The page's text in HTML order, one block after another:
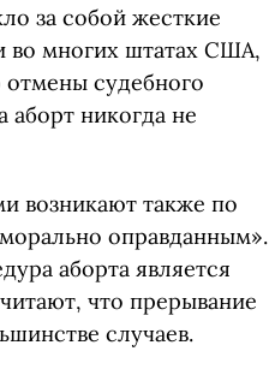
за собой жесткие
во многих штатах США,
отмены судебного
никогда не
возникают также по
оправданным».
аборта является
что прерывание
случаев.